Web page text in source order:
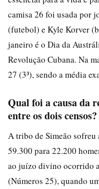
camisa 26 foi usada por
(futebol) e Kyle Korver
janeiro é o Dia da
Revolução Cubana. Na
27 (3³), sendo a média
Qual foi a causa da
entre os dois censos?
A tribo de Simeão
59.300 para 22.200
ao juízo divino ocorrido
(Números 25), quando